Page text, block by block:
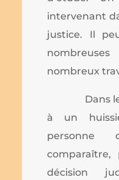
intervenant
justice. Il
nombreux
Dans le
à un
personne
décision